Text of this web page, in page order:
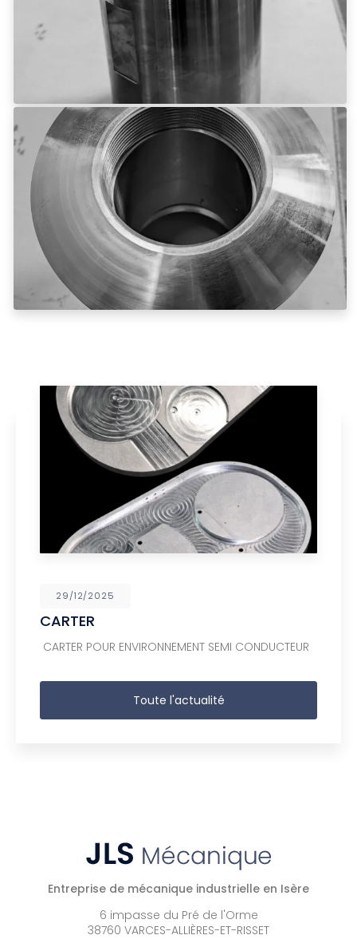
29/12/2025
CARTER
CARTER POUR ENVIRONNEMENT SEMI CONDUCTEUR
Toute l'actualité
Entreprise de mécanique industrielle en Isère
6 impasse du Pré de l'Orme
38760 VARCES-ALLIÈRES-ET-RISSET